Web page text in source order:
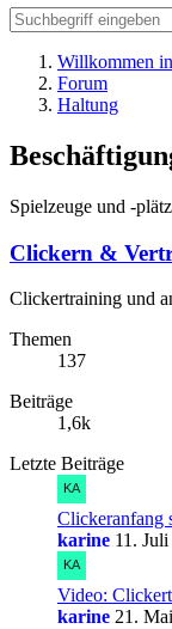
Willkommen
Forum
Haltung
Spielzeuge und -
Clickern &
Clickertraining und
Themen
137
Beiträge
1,6k
Letzte Beiträge
Clickeranfang
karine 11.
Video:
karine 21.